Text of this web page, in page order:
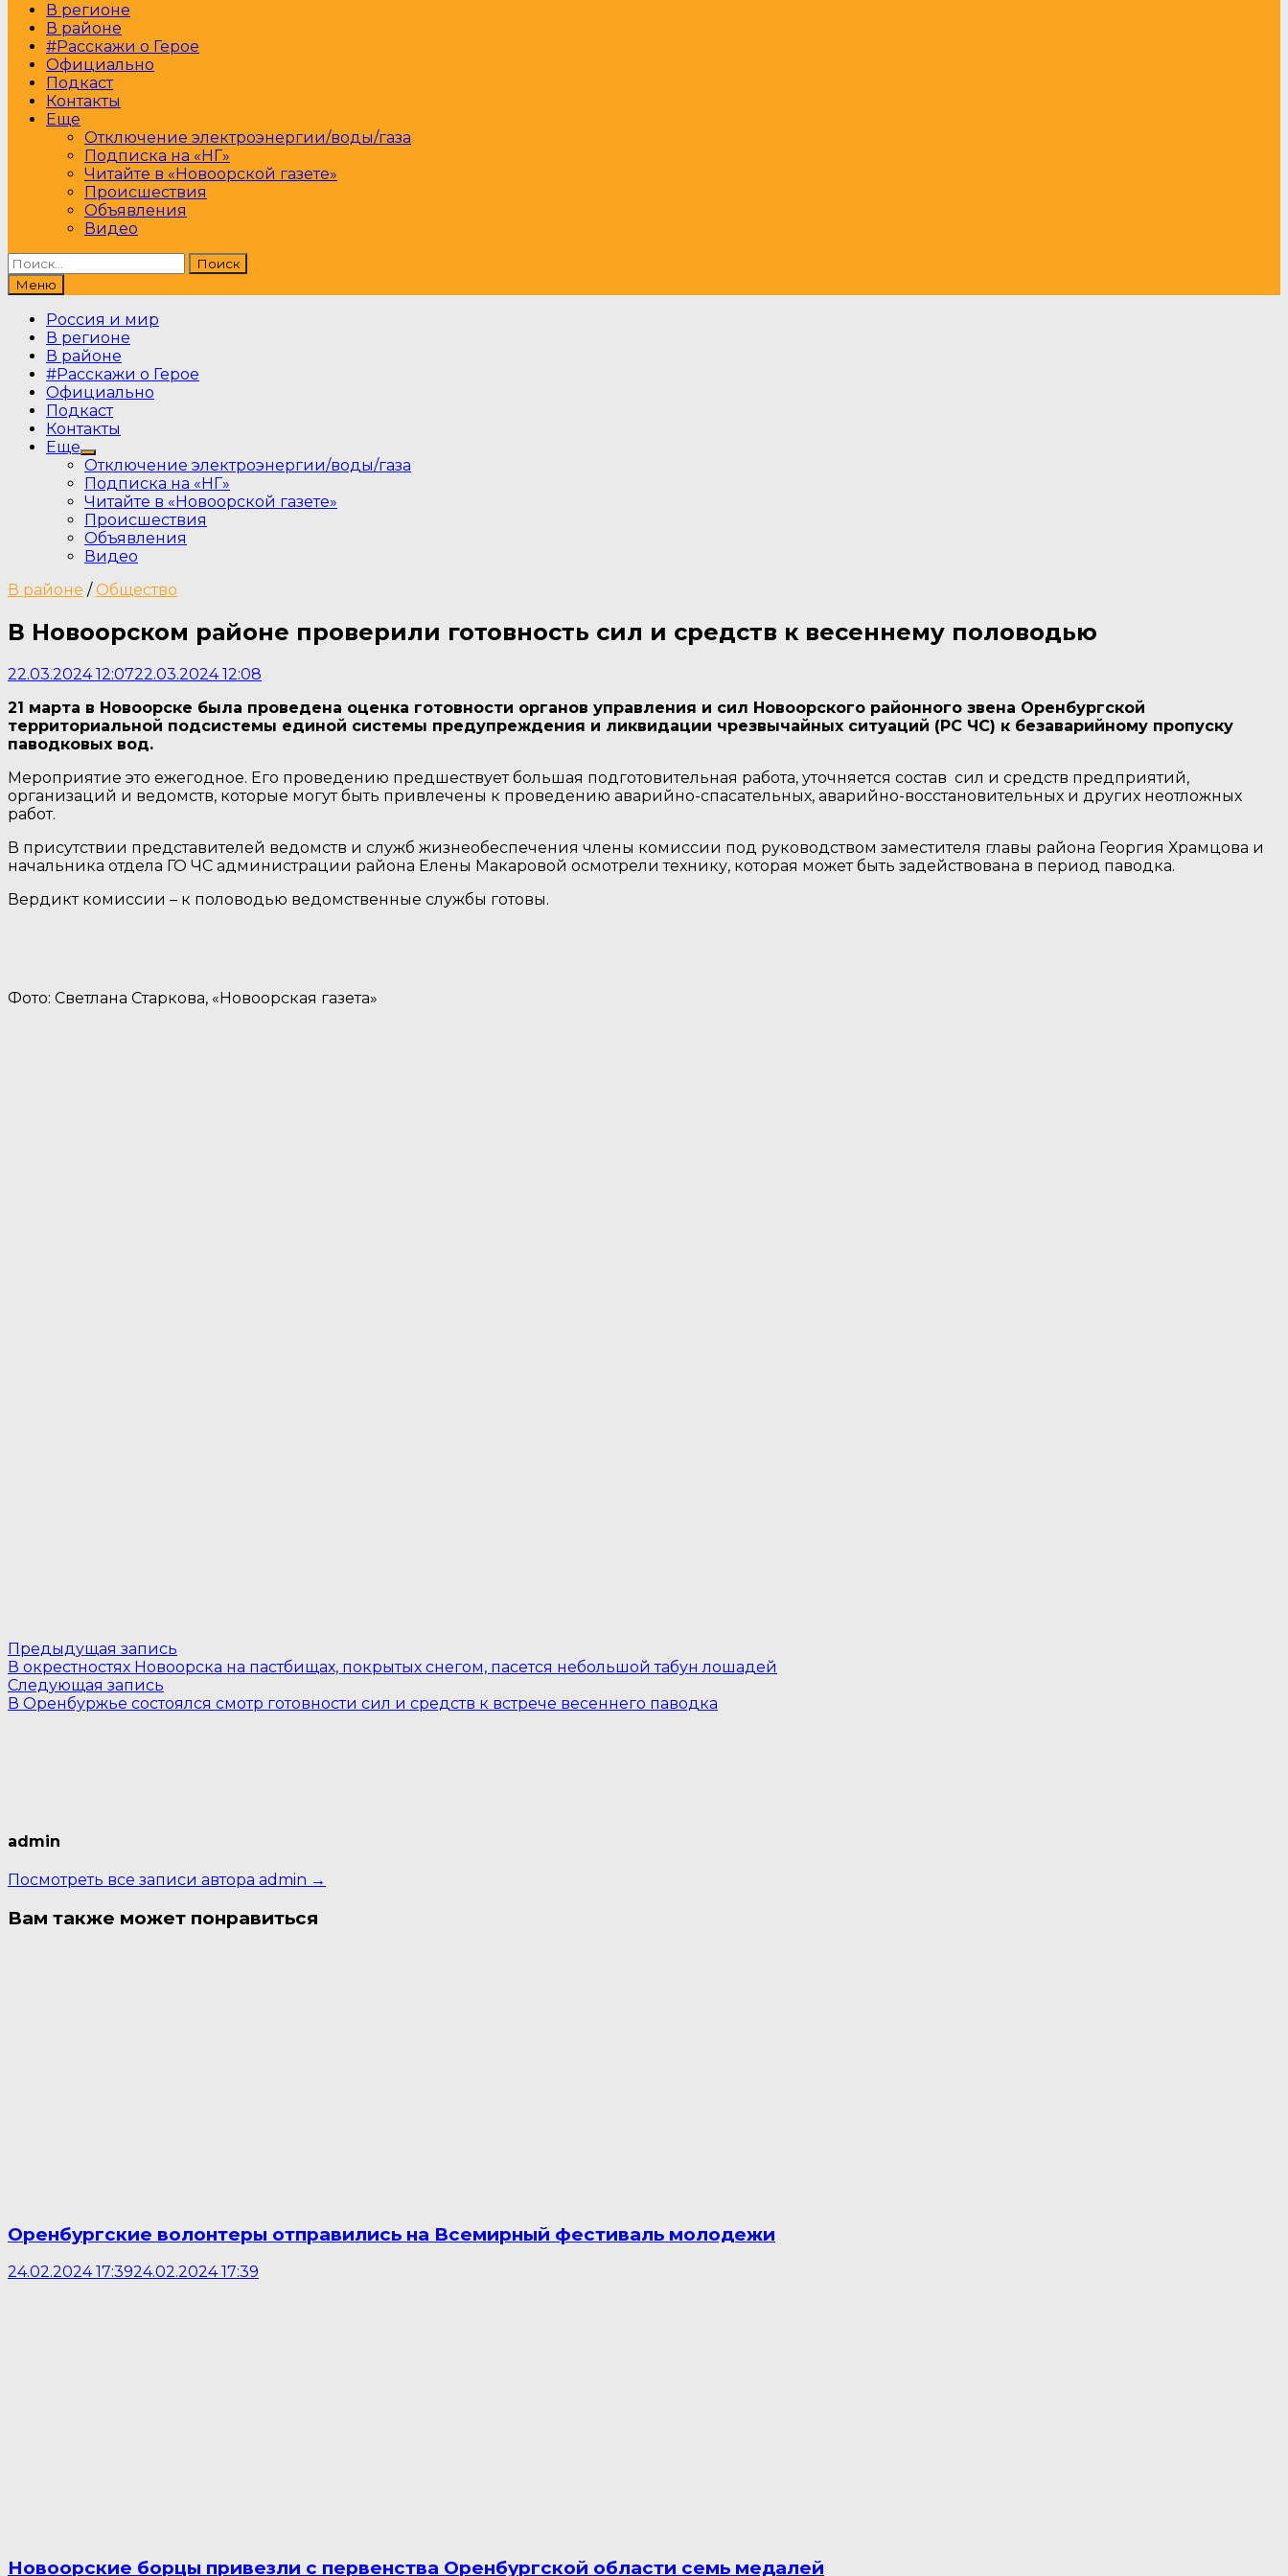
В регионе
В районе
#Расскажи о Герое
Официально
Подкаст
Контакты
Еще
Отключение электроэнергии/воды/газа
Подписка на «НГ»
Читайте в «Новоорской газете»
Происшествия
Объявления
Видео
Найти:
Меню
Россия и мир
В регионе
В районе
#Расскажи о Герое
Официально
Подкаст
Контакты
Еще
Show
sub
menu
Отключение электроэнергии/воды/газа
Подписка на «НГ»
Читайте в «Новоорской газете»
Происшествия
Объявления
Видео
В районе /Общество
В Новоорском районе проверили готовность сил и средств к весеннему половодью
22.03.2024 12:0722.03.2024 12:08
21 марта в Новоорске была проведена оценка готовности органов управления и сил Новоорского районного звена Оренбургской
территориальной подсистемы единой системы предупреждения и ликвидации чрезвычайных ситуаций (РС ЧС) к безаварийному пропуску
паводковых вод.
Мероприятие это ежегодное. Его проведению предшествует большая подготовительная работа, уточняется состав сил и средств предприятий,
организаций и ведомств, которые могут быть привлечены к проведению аварийно-спасательных, аварийно-восстановительных и других неотложных
работ.
В присутствии представителей ведомств и служб жизнеобеспечения члены комиссии под руководством заместителя главы района Георгия Храмцова и
начальника отдела ГО ЧС администрации района Елены Макаровой осмотрели технику, которая может быть задействована в период паводка.
Вердикт комиссии – к половодью ведомственные службы готовы.
Фото: Светлана Старкова, «Новоорская газета»
Навигация
по
записям
Предыдущая запись
запись:
В окрестностях Новоорска на пастбищах, покрытых снегом, пасется небольшой табун лошадей
Следующая запись
запись:
В Оренбуржье состоялся смотр готовности сил и средств к встрече весеннего паводка
admin
Посмотреть все записи автора admin →
Вам также может понравиться
Оренбургские волонтеры отправились на Всемирный фестиваль молодежи
24.02.2024 17:3924.02.2024 17:39
Новоорские борцы привезли с первенства Оренбургской области семь медалей